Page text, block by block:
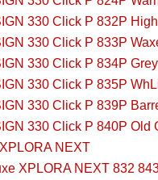
330 Click P 832P
330 Click P 833P
330 Click P 834P
330 Click P 835P
330 Click P 839P
330 Click P 840P Old
NEXT
XPLORA NEXT 832